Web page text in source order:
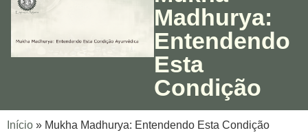
Madhurya:
Entendendo
Esta
Condição
Início » Mukha Madhurya: Entendendo Esta Condição